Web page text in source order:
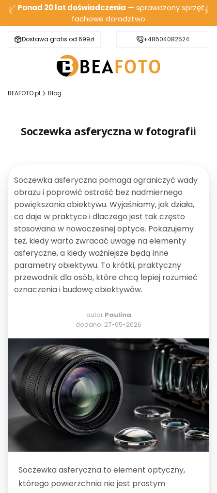
✅ Ponad 20 lat doświadczenia — sprawdzony sprzęt i
fachowe doradztwo
Dostawa gratis od 699zł Bezpieczna wysyłka
+48504082524
BEAFOTO.pl Blog
Soczewka asferyczna w fotografii
Soczewka asferyczna pomaga ograniczyć wady
obrazu i poprawić ostrość bez nadmiernego
powiększania obiektywu. Wyjaśniamy, jak działa,
co daje w praktyce i dlaczego jest tak często
stosowana w nowoczesnej optyce. Pokazujemy
też, kiedy warto zwracać uwagę na elementy
asferyczne, a kiedy ważniejsze będą inne
parametry obiektywu. To krótki, praktyczny
przewodnik dla osób, które chcą lepiej rozumieć
oznaczenia i budowę obiektywów.
autor:Paulina
dodano: 27-05-2026
Soczewka asferyczna to element optyczny,
którego powierzchnia nie jest prostym